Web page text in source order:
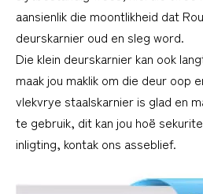
aansienlik die moontlikheid dat
deurskarnier oud en sleg word.
Die klein deurskarnier kan ook
maak jou maklik om die deur oop
vlekvrye staalskarnier is glad en
te gebruik, dit kan jou hoë
inligting, kontak ons ​​asseblief.